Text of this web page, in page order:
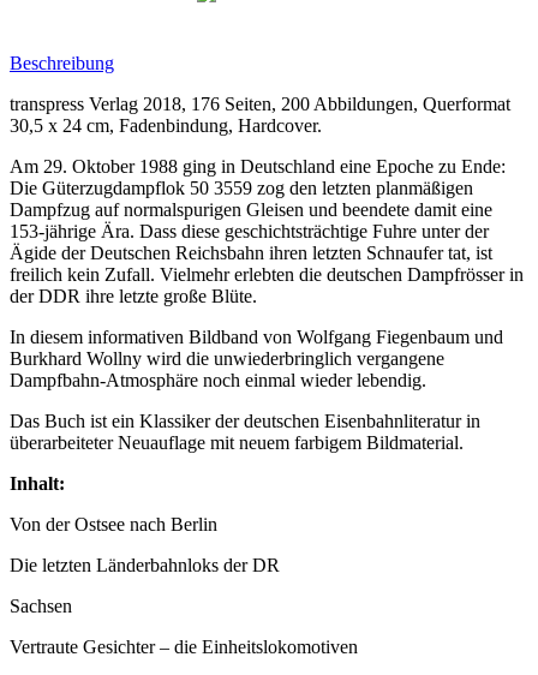
Beschreibung
transpress Verlag 2018, 176 Seiten, 200 Abbildungen, Querformat
30,5 x 24 cm, Fadenbindung, Hardcover.
Am 29. Oktober 1988 ging in Deutschland eine Epoche zu Ende:
Die Güterzugdampflok 50 3559 zog den letzten planmäßigen
Dampfzug auf normalspurigen Gleisen und beendete damit eine
153-jährige Ära. Dass diese geschichtsträchtige Fuhre unter der
Ägide der Deutschen Reichsbahn ihren letzten Schnaufer tat, ist
freilich kein Zufall. Vielmehr erlebten die deutschen Dampfrösser in
der DDR ihre letzte große Blüte.
In diesem informativen Bildband von Wolfgang Fiegenbaum und
Burkhard Wollny wird die unwiederbringlich vergangene
Dampfbahn-Atmosphäre noch einmal wieder lebendig.
Das Buch ist ein Klassiker der deutschen Eisenbahnliteratur in
überarbeiteter Neuauflage mit neuem farbigem Bildmaterial.
Inhalt:
Von der Ostsee nach Berlin
Die letzten Länderbahnloks der DR
Sachsen
Vertraute Gesichter – die Einheitslokomotiven